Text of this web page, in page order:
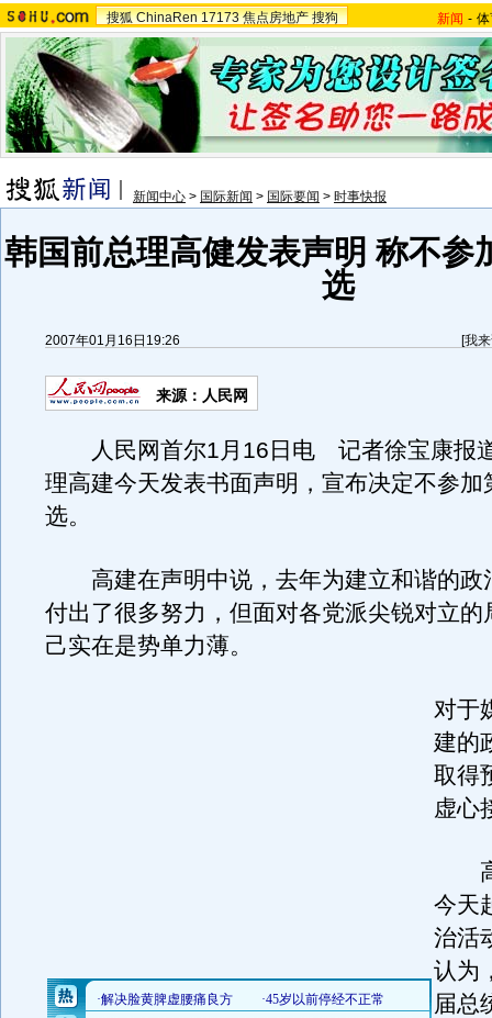
搜狐 ChinaRen 17173 焦点房地产 搜狗 新闻 -
新闻中心 > 国际新闻 > 国际要闻 > 时事快报
韩国前总理高健发表声明 称不参
选
2007年01月16日19:26 [我
来源：人民网
人民网首尔1月16日电 记者徐宝康报
理高建今天发表书面声明，宣布决定不参加
选。
高建在声明中说，去年为建立和谐的政
付出了很多努力，但面对各党派尖锐对立的
己实在是势单力薄。
对于
建的
取得
虚心
高
今天
治活
认为
届总